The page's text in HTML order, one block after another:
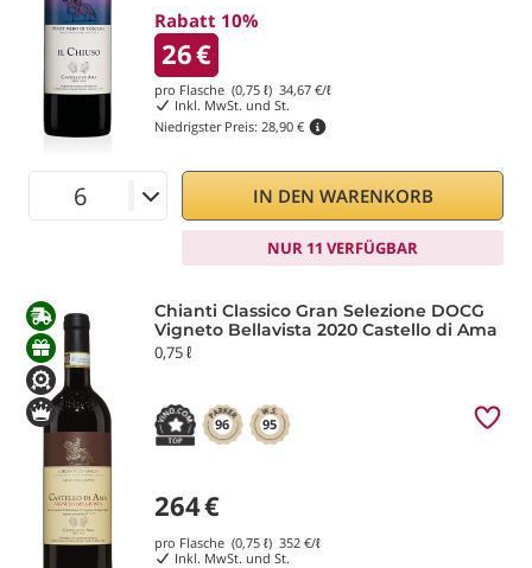
Rabatt 10%
26€
pro Flasche (0,75 ℓ) 34,67 €/ℓ
Inkl. MwSt. und St.
Niedrigster Preis: 28,90 €
IN DEN WARENKORB
NUR 11 VERFÜGBAR
Chianti Classico Gran Selezione DOCG
Vigneto Bellavista 2020 Castello di Ama
0,75 ℓ
96 95
264€
pro Flasche (0,75 ℓ) 352 €/ℓ
Inkl. MwSt. und St.